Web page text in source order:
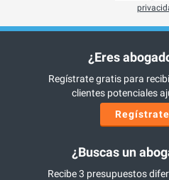
¿Eres
Regístrate gratis para
clientes potenciales
¿Buscas un
Recibe 3 presupuestos